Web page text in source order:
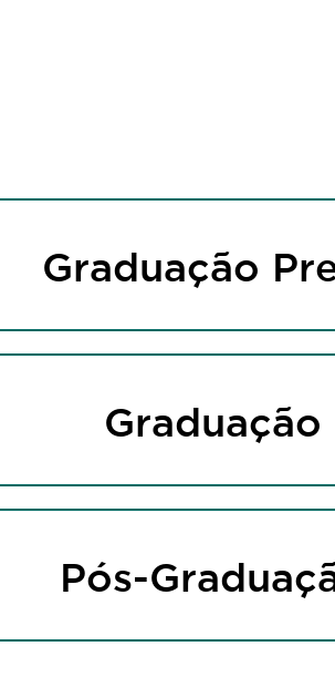
Graduação
Graduação
Pós-